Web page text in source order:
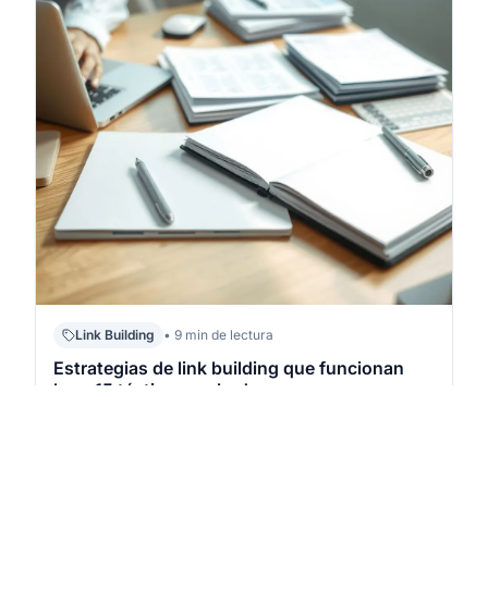
Link Building • 9 min de lectura
Estrategias de link building que funcionan
hoy: 15 tácticas probadas